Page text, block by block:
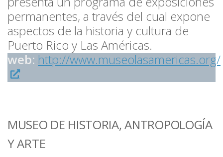
permanentes, a través del cual expone
aspectos de la historia y cultura de
Puerto Rico y Las Américas.
web: http://www.museolasamericas.org/
MUSEO DE HISTORIA, ANTROPOLOGÍA
Y ARTE